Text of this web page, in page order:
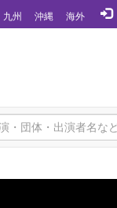
九州 沖縄 海外